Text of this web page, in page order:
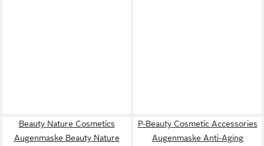
Beauty Nature Cosmetics
Augenmaske Beauty Nature
P-Beauty Cosmetic Accessories
Augenmaske Anti-Aging